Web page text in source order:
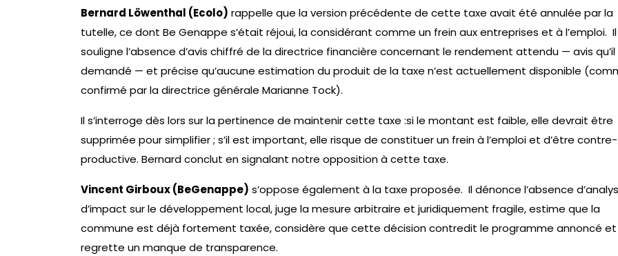
Bernard Löwenthal (Ecolo) rappelle que la version précédente de cette taxe avait été annulée par la
tutelle, ce dont Be Genappe s’était réjoui, la considérant comme un frein aux entreprises et à l’emploi. Il
souligne l’absence d’avis chiffré de la directrice financière concernant le rendement attendu — avis qu’il
demandé — et précise qu’aucune estimation du produit de la taxe n’est actuellement disponible
confirmé par la directrice générale Marianne Tock).
Il s’interroge dès lors sur la pertinence de maintenir cette taxe :si le montant est faible, elle devrait être
supprimée pour simplifier ; s’il est important, elle risque de constituer un frein à l’emploi et d’être contre-
productive. Bernard conclut en signalant notre opposition à cette taxe.
Vincent Girboux (BeGenappe) s’oppose également à la taxe proposée. Il dénonce l’absence
d’impact sur le développement local, juge la mesure arbitraire et juridiquement fragile, estime que la
commune est déjà fortement taxée, considère que cette décision contredit le programme annoncé et
regrette un manque de transparence.